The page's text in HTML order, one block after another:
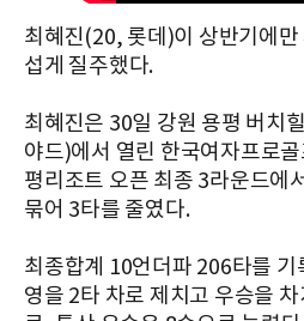
최혜진(20, 롯데)이 상반기에
섭게 질주했다.
최혜진은 30일 강원 용평 버치
야드)에서 열린 한국여자프로
평리조트 오픈 최종 3라운드에
묶어 3타를 줄였다.
최종합계 10언더파 206타를
영을 2타 차로 제치고 우승을